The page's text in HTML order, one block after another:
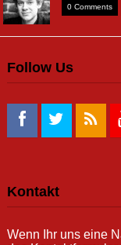
0 Comments
Follow Us
Kontakt
Wenn Ihr uns eine